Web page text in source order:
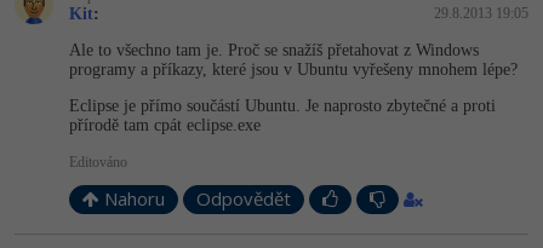
Kit: 29.8.2013 19:05
Ale to všechno tam je. Proč se snažíš přetahovat z Windows
programy a příkazy, které jsou v Ubuntu vyřešeny mnohem lépe?
Eclipse je přímo součástí Ubuntu. Je naprosto zbytečné a proti
přírodě tam cpát eclipse.exe
Editováno
Nahoru Odpovědět